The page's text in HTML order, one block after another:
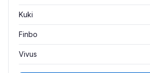
Kuki
Finbo
Vivus